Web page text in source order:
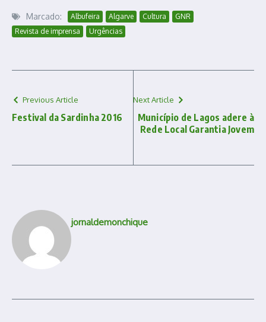
Marcado: Albufeira Algarve Cultura
GNR
Revista de imprensa
Urgências
Previous Article
Festival da Sardinha 2016
Next Article
Município de Lagos adere à
Rede Local Garantia Jovem
jornaldemonchique